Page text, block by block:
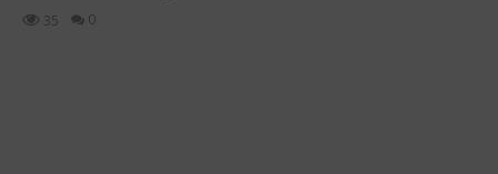
35 0